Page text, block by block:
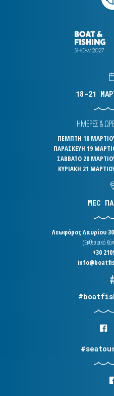
18-21
ΗΜΕΡΕΣ &
ΠΕΜΠΤΗ 18
ΠΑΡΑΣΚΕΥΗ 19
ΣΑΒΒΑΤΟ 20
ΚΥΡΙΑΚΗ 21
MEC
Λεωφόρος Λαυρίου
(Εκθεσιακό
+30